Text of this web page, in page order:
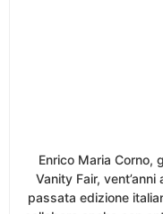
Enrico Maria Corno,
Vanity Fair,
passata edizione